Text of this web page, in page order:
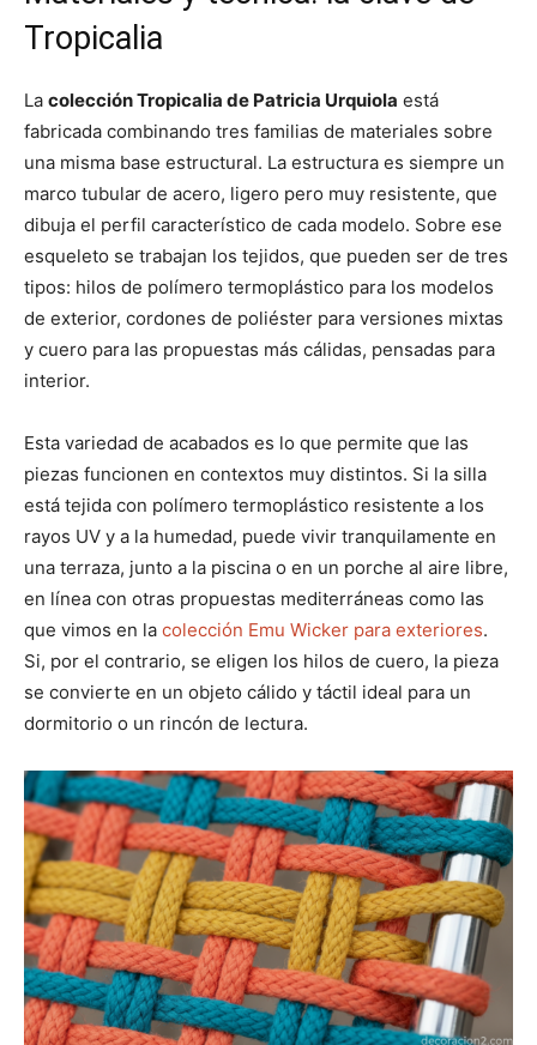
Tropicalia
La colección Tropicalia de Patricia Urquiola está
fabricada combinando tres familias de materiales sobre
una misma base estructural. La estructura es siempre un
marco tubular de acero, ligero pero muy resistente, que
dibuja el perfil característico de cada modelo. Sobre ese
esqueleto se trabajan los tejidos, que pueden ser de tres
tipos: hilos de polímero termoplástico para los modelos
de exterior, cordones de poliéster para versiones mixtas
y cuero para las propuestas más cálidas, pensadas para
interior.
Esta variedad de acabados es lo que permite que las
piezas funcionen en contextos muy distintos. Si la silla
está tejida con polímero termoplástico resistente a los
rayos UV y a la humedad, puede vivir tranquilamente en
una terraza, junto a la piscina o en un porche al aire libre,
en línea con otras propuestas mediterráneas como las
que vimos en la colección Emu Wicker para exteriores.
Si, por el contrario, se eligen los hilos de cuero, la pieza
se convierte en un objeto cálido y táctil ideal para un
dormitorio o un rincón de lectura.